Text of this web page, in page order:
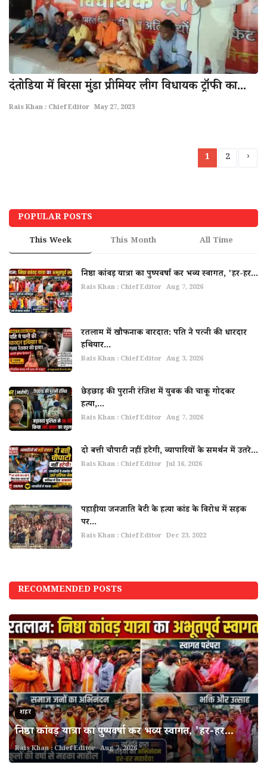
दंतोडिया में बिरसा मुंडा प्रीमियर लीग विधायक ट्रॉफी का...
Rais Khan : Chief Editor May 27, 2023
1 2 ›
POPULAR POSTS
This Week This Month All Time
निष्ठा कांवड़ यात्रा का पुष्पवर्षा कर भव्य स्वागत, 'हर-हर...
Rais Khan : Chief Editor Aug 7, 2026
रतलाम में खौफनाक वारदात: पति ने पत्नी की धारदार
हथियार...
Rais Khan : Chief Editor Aug 3, 2026
छेड़छाड़ की पुरानी रंजिश में युवक की चाकू गोदकर
हत्या,...
Rais Khan : Chief Editor Aug 7, 2026
दो बत्ती चौपाटी नहीं हटेगी, व्यापारियों के समर्थन में उतरे...
Rais Khan : Chief Editor Jul 16, 2026
पहाड़ीया जनजाति बेटी के हत्या कांड के विरोध में सड़क
पर...
Rais Khan : Chief Editor Dec 23, 2022
RECOMMENDED POSTS
शहर
निष्ठा कांवड़ यात्रा का पुष्पवर्षा कर भव्य स्वागत, 'हर-हर...
Rais Khan : Chief Editor Aug 7, 2026